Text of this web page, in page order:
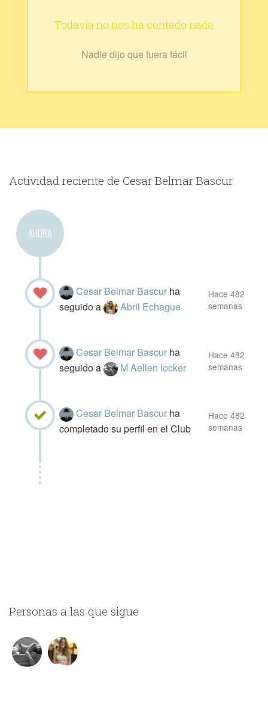
Todavía no nos ha contado nada
Nadie dijo que fuera fácil
Actividad reciente de Cesar Belmar Bascur
AHORA
Cesar Belmar Bascur ha
seguido a
Abril Echague
Hace 482
semanas
Cesar Belmar Bascur ha
seguido a
M Aellen locker
Hace 482
semanas
Cesar Belmar Bascur ha
completado su perfil en el Club
Hace 482
semanas
Personas a las que sigue